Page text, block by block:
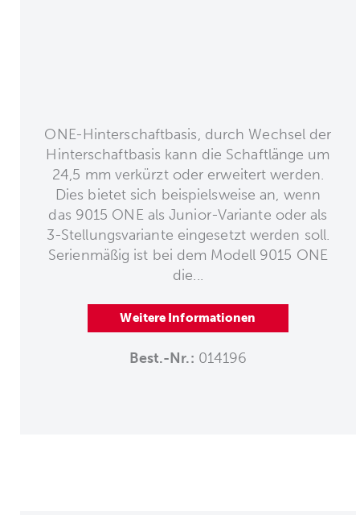
ONE-Hinterschaftbasis, durch Wechsel der
Hinterschaftbasis kann die Schaftlänge um
24,5 mm verkürzt oder erweitert werden.
Dies bietet sich beispielsweise an, wenn
das 9015 ONE als Junior-Variante oder als
3-Stellungsvariante eingesetzt werden soll.
Serienmäßig ist bei dem Modell 9015 ONE
die...
Weitere Informationen
Best.-Nr.: 014196